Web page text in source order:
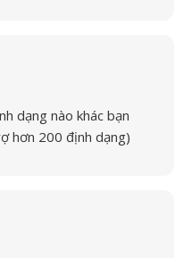
dạng nào khác bạn
hơn 200 định dạng)